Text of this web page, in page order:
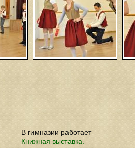
В гимназии работает
Книжная выставка.